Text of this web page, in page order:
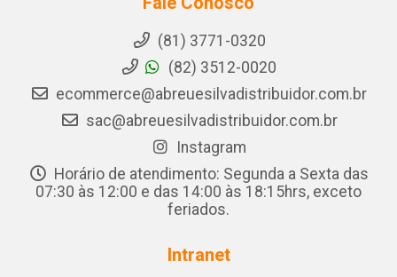
(81) 3771-0320
(82) 3512-0020
ecommerce@abreuesilvadistribuidor.com.br
sac@abreuesilvadistribuidor.com.br
Instagram
Horário de atendimento: Segunda a Sexta das
07:30 às 12:00 e das 14:00 às 18:15hrs, exceto
feriados.
Intranet